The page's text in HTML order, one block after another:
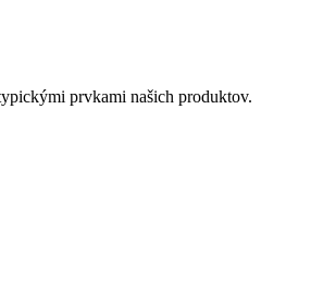
prvkami našich produktov.